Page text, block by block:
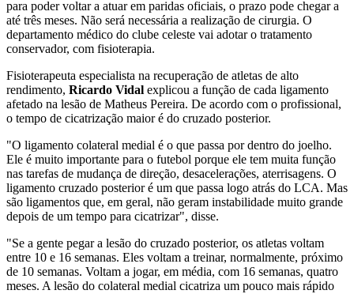
para poder voltar a atuar em paridas oficiais, o prazo pode chegar a
até três meses. Não será necessária a realização de cirurgia. O
departamento médico do clube celeste vai adotar o tratamento
conservador, com fisioterapia.
Fisioterapeuta especialista na recuperação de atletas de alto
rendimento, Ricardo Vidal explicou a função de cada ligamento
afetado na lesão de Matheus Pereira. De acordo com o profissional,
o tempo de cicatrização maior é do cruzado posterior.
"O ligamento colateral medial é o que passa por dentro do joelho.
Ele é muito importante para o futebol porque ele tem muita função
nas tarefas de mudança de direção, desacelerações, aterrisagens. O
ligamento cruzado posterior é um que passa logo atrás do LCA. Mas
são ligamentos que, em geral, não geram instabilidade muito grande
depois de um tempo para cicatrizar", disse.
"Se a gente pegar a lesão do cruzado posterior, os atletas voltam
entre 10 e 16 semanas. Eles voltam a treinar, normalmente, próximo
de 10 semanas. Voltam a jogar, em média, com 16 semanas, quatro
meses. A lesão do colateral medial cicatriza um pouco mais rápido